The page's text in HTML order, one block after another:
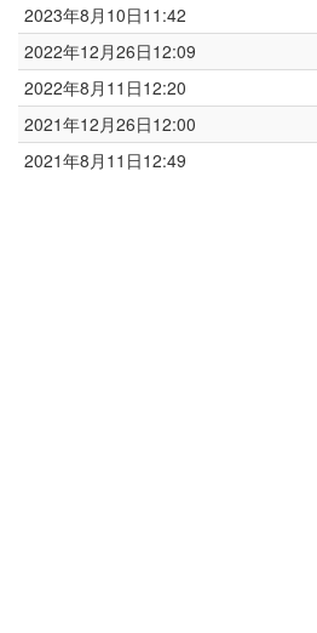
2023年8月10日11:42
2022年12月26日12:09
2022年8月11日12:20
2021年12月26日12:00
2021年8月11日12:49